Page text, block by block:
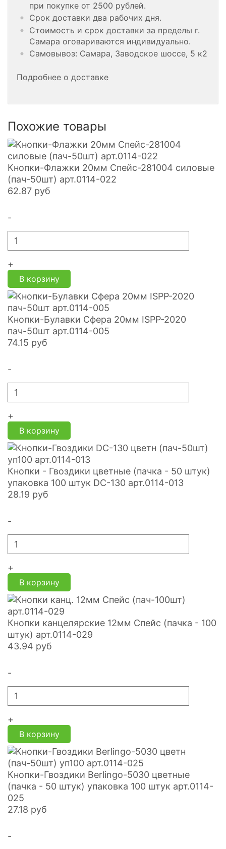
при покупке от 2500 рублей.
Срок доставки два рабочих дня.
Стоимость и срок доставки за пределы г.
Самара оговариваются индивидуально.
Самовывоз: Самара, Заводское шоссе, 5 к2
Подробнее о доставке
Похожие товары
Кнопки-Флажки 20мм Спейс-281004 силовые
(пач-50шт) арт.0114-022
62.87 руб
-
+
В корзину
Кнопки-Булавки Сфера 20мм ISPP-2020
пач-50шт арт.0114-005
74.15 руб
-
+
В корзину
Кнопки - Гвоздики цветные (пачка - 50 штук)
упаковка 100 штук DC-130 арт.0114-013
28.19 руб
-
+
В корзину
Кнопки канцелярские 12мм Спейс (пачка - 100
штук) арт.0114-029
43.94 руб
-
+
В корзину
Кнопки-Гвоздики Berlingo-5030 цветные
(пачка - 50 штук) упаковка 100 штук арт.0114-
025
27.18 руб
-